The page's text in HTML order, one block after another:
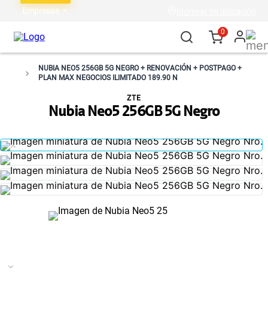
Empresas
0
NUBIA NEO5 256GB 5G NEGRO + RENOVACIÓN + POSTPAGO +
PLAN MAX NEGOCIOS ILIMITADO 189.90 N
Nubia Neo5 256GB 5G Negro
ZTE